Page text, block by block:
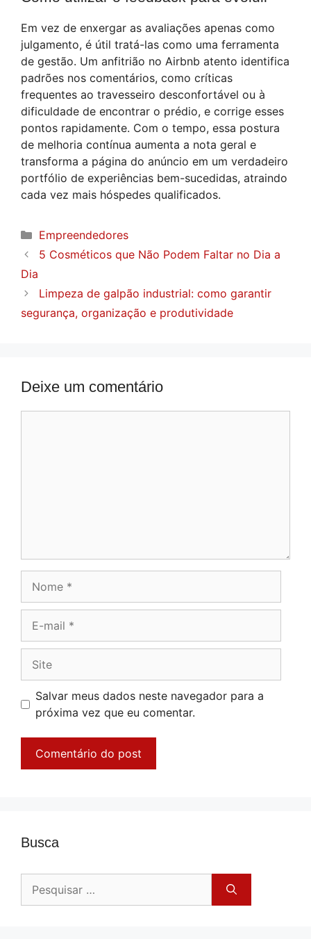
Em vez de enxergar as avaliações apenas como
julgamento, é útil tratá-las como uma ferramenta
de gestão. Um anfitrião no Airbnb atento identifica
padrões nos comentários, como críticas
frequentes ao travesseiro desconfortável ou à
dificuldade de encontrar o prédio, e corrige esses
pontos rapidamente. Com o tempo, essa postura
de melhoria contínua aumenta a nota geral e
transforma a página do anúncio em um verdadeiro
portfólio de experiências bem-sucedidas, atraindo
cada vez mais hóspedes qualificados.
Categorias
Empreendedores
5 Cosméticos que Não Podem Faltar no Dia a
Dia
Limpeza de galpão industrial: como garantir
segurança, organização e produtividade
Deixe um comentário
mail
Salvar meus dados neste navegador para a
próxima vez que eu comentar.
Busca